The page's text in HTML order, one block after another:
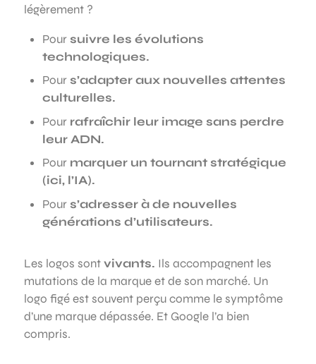
légèrement ?
Pour suivre les évolutions
technologiques.
Pour s’adapter aux nouvelles attentes
culturelles.
Pour rafraîchir leur image sans perdre
leur ADN.
Pour marquer un tournant stratégique
(ici, l’IA).
Pour s’adresser à de nouvelles
générations d’utilisateurs.
Les logos sontvivants. Ils accompagnent les
mutations de la marque et de son marché. Un
logo figé est souvent perçu comme le symptôme
d’une marque dépassée. Et Google l’a bien
compris.